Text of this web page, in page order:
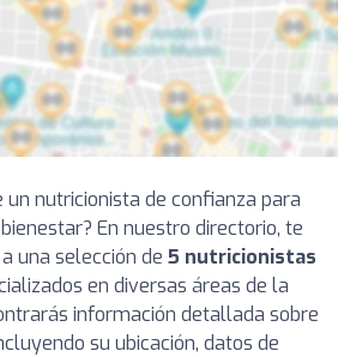
un nutricionista de confianza para
En nuestro directorio, te
una selección de 5 nutricionistas
en diversas áreas de la
información detallada sobre
su ubicación, datos de